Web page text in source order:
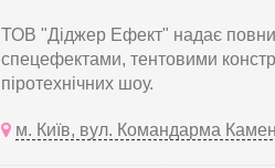
ТОВ "Діджер Ефект" надає
спецефектами, тентовими
піротехнічних шоу.
м. Київ, вул. Командарма